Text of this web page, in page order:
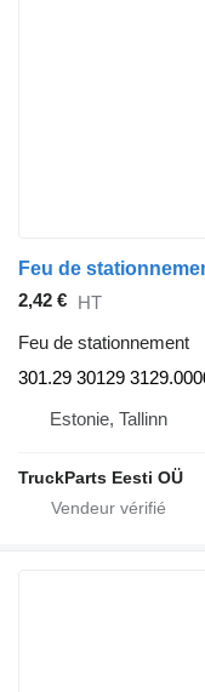
2,42 € HT
Feu de stationnement
301.29 30129
Estonie, Tallinn
TruckParts Eesti OÜ